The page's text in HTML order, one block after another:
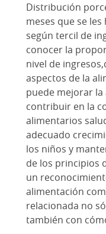
Distribución
meses que se
según tercil de
conocer la
nivel de
aspectos de la
puede mejorar
contribuir en la
alimentarios
adecuado
los niños y
de los principios
un
alimentación
relacionada no
también con